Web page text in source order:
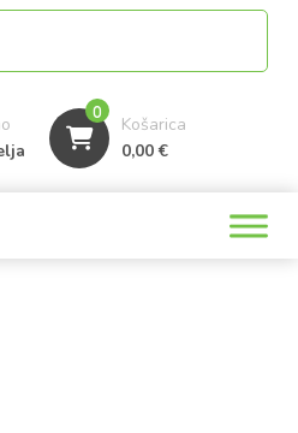
0
Košarica
0,00€